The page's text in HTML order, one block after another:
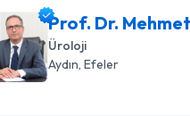
Prof. Dr.
Üroloji
Aydın, Efeler